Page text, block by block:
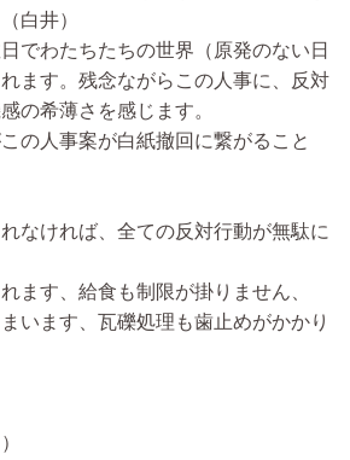
白井）
でわたちたちの世界（原発のない日
ます。残念ながらこの人事に、反対
の希薄さを感じます。
の人事案が白紙撤回に繋がること
なければ、全ての反対行動が無駄に
ます、給食も制限が掛りません、
います、瓦礫処理も歯止めがかかり